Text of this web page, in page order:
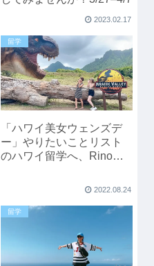
2023.02.17
留学
「ハワイ美女ウェンズデ
ー」やりたいことリスト
のハワイ留学へ、Rinoさ
2022.08.24
留学